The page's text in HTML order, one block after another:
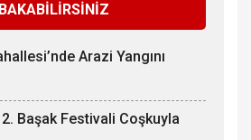
Arazi Yangını
2. Başak Festivali Coşkuyla